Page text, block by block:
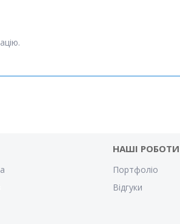
НАШІ РОБОТИ
Портфоліо
Відгуки